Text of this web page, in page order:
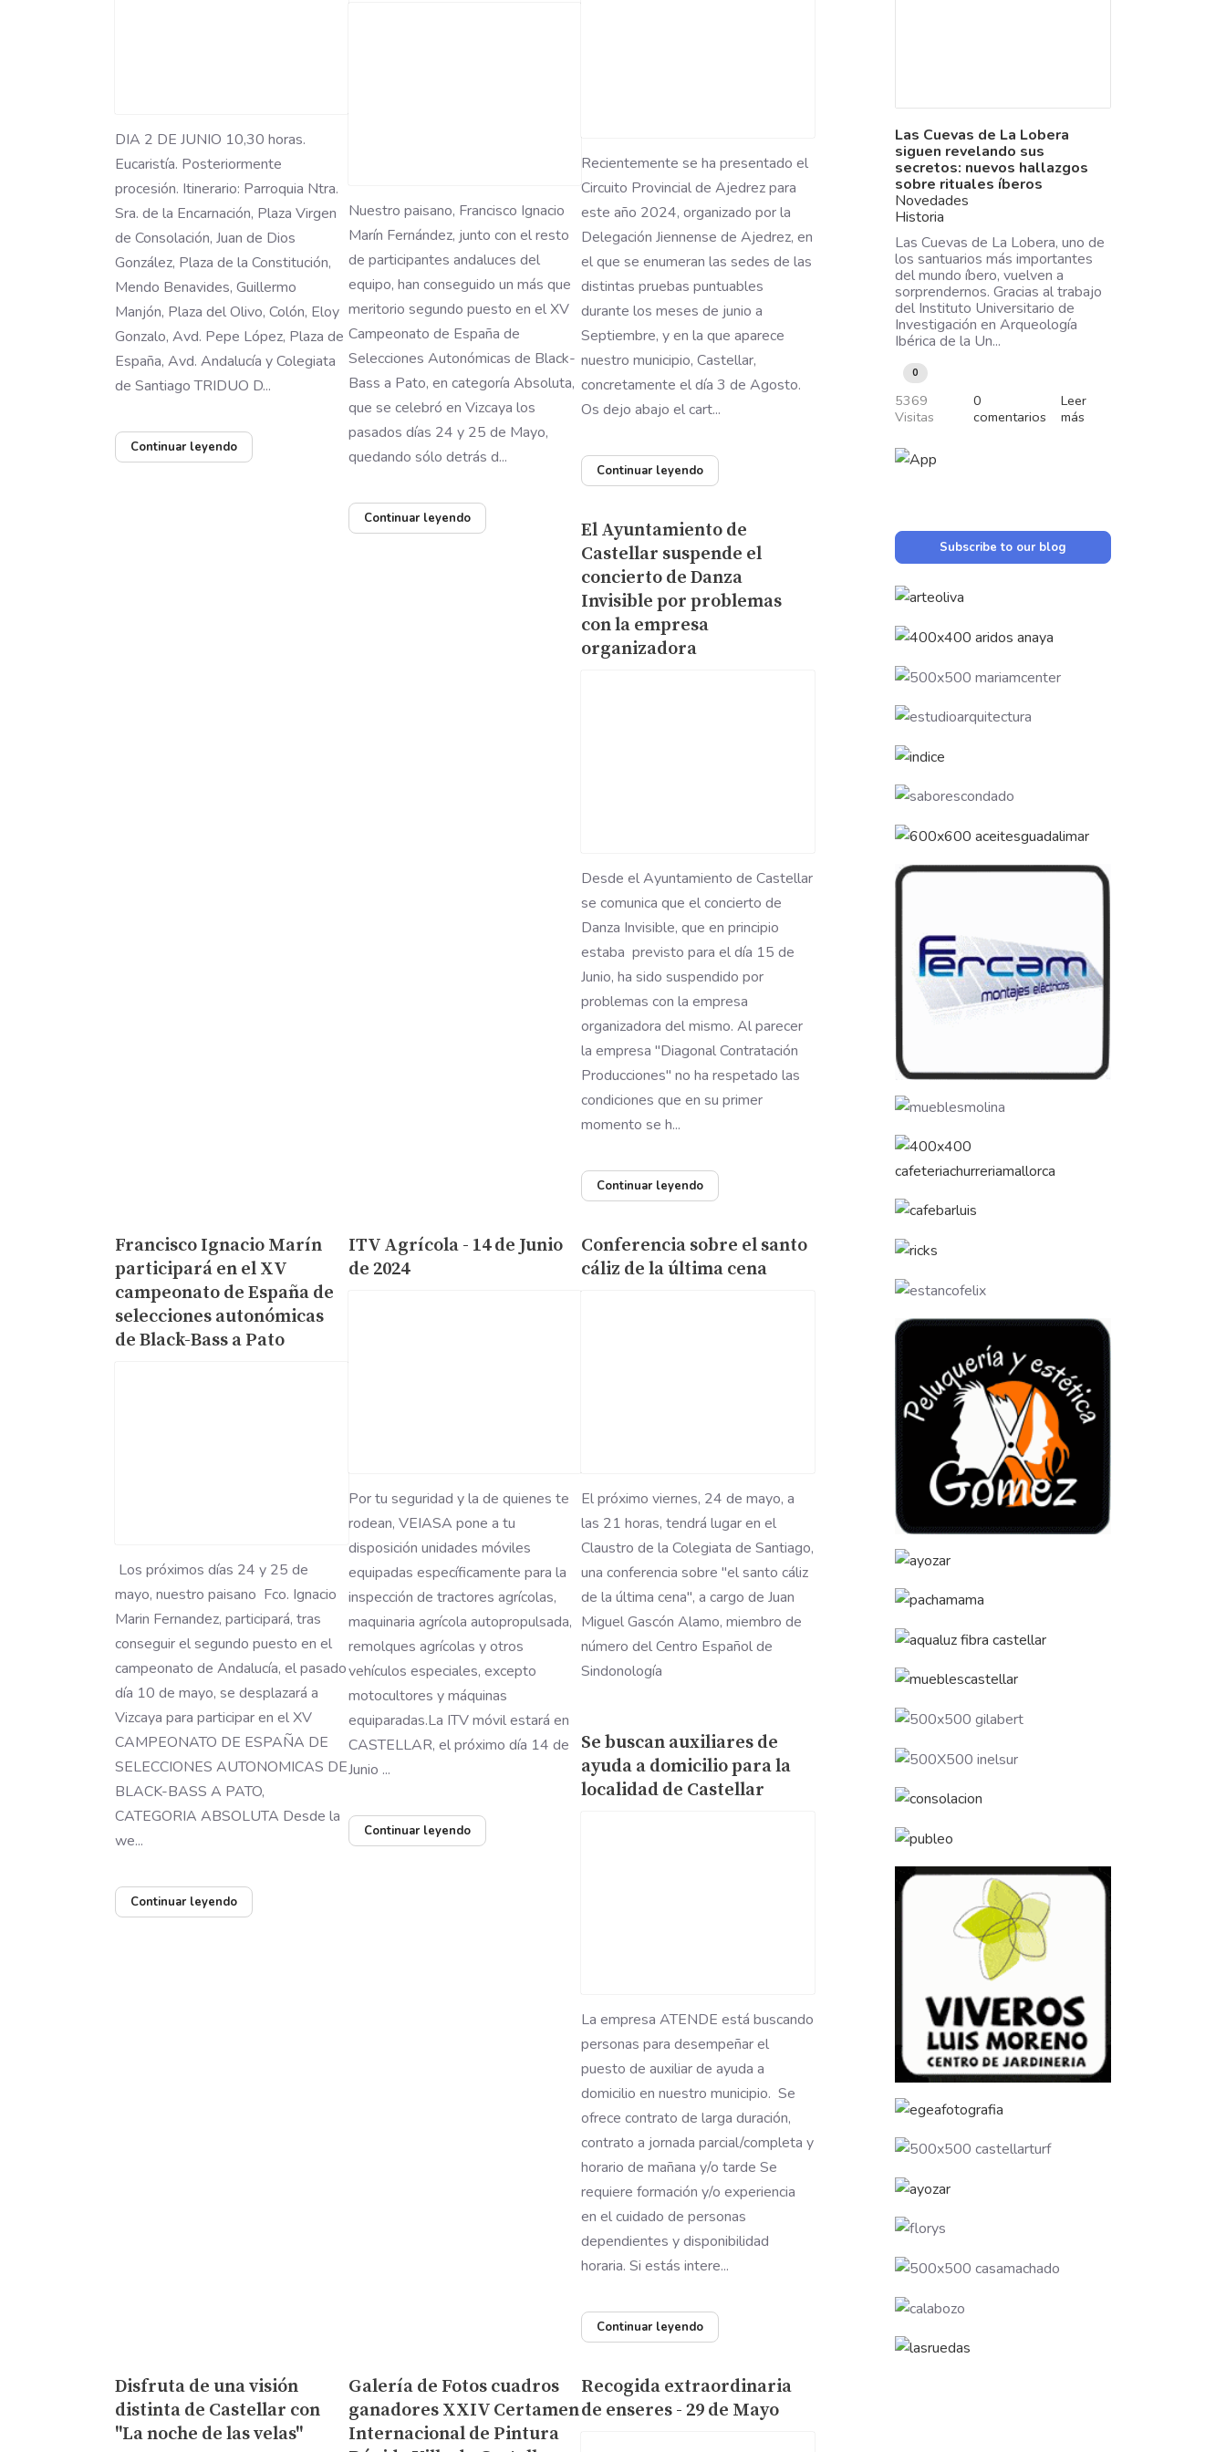
DIA 2 DE JUNIO 10,30 horas.
Eucaristía. Posteriormente
procesión. Itinerario: Parroquia Ntra.
Sra. de la Encarnación, Plaza Virgen
de Consolación, Juan de Dios
González, Plaza de la Constitución,
Mendo Benavides, Guillermo
Manjón, Plaza del Olivo, Colón, Eloy
Gonzalo, Avd. Pepe López, Plaza de
España, Avd. Andalucía y Colegiata
de Santiago TRIDUO D...
Continuar leyendo
Nuestro paisano, Francisco Ignacio
Marín Fernández, junto con el resto
de participantes andaluces del
equipo, han conseguido un más que
meritorio segundo puesto en el XV
Campeonato de España de
Selecciones Autonómicas de Black-
Bass a Pato, en categoría Absoluta,
que se celebró en Vizcaya los
pasados días 24 y 25 de Mayo,
quedando sólo detrás d...
Continuar leyendo
Recientemente se ha presentado el
Circuito Provincial de Ajedrez para
este año 2024, organizado por la
Delegación Jiennense de Ajedrez, en
el que se enumeran las sedes de las
distintas pruebas puntuables
durante los meses de junio a
Septiembre, y en la que aparece
nuestro municipio, Castellar,
concretamente el día 3 de Agosto.
Os dejo abajo el cart...
Continuar leyendo
El Ayuntamiento de
Castellar suspende el
concierto de Danza
Invisible por problemas
con la empresa
organizadora
Desde el Ayuntamiento de Castellar
se comunica que el concierto de
Danza Invisible, que en principio
estaba previsto para el día 15 de
Junio, ha sido suspendido por
problemas con la empresa
organizadora del mismo. Al parecer
la empresa "Diagonal Contratación
Producciones" no ha respetado las
condiciones que en su primer
momento se h...
Continuar leyendo
Francisco Ignacio Marín
participará en el XV
campeonato de España de
selecciones autonómicas
de Black-Bass a Pato
Los próximos días 24 y 25 de
mayo, nuestro paisano Fco. Ignacio
Marin Fernandez, participará, tras
conseguir el segundo puesto en el
campeonato de Andalucía, el pasado
día 10 de mayo, se desplazará a
Vizcaya para participar en el XV
CAMPEONATO DE ESPAÑA DE
SELECCIONES AUTONOMICAS DE
BLACK-BASS A PATO,
CATEGORIA ABSOLUTA Desde la
we...
Continuar leyendo
ITV Agrícola - 14 de Junio
de 2024
Por tu seguridad y la de quienes te
rodean, VEIASA pone a tu
disposición unidades móviles
equipadas específicamente para la
inspección de tractores agrícolas,
maquinaria agrícola autopropulsada,
remolques agrícolas y otros
vehículos especiales, excepto
motocultores y máquinas
equiparadas.La ITV móvil estará en
CASTELLAR, el próximo día 14 de
Junio ...
Continuar leyendo
Conferencia sobre el santo
cáliz de la última cena
El próximo viernes, 24 de mayo, a
las 21 horas, tendrá lugar en el
Claustro de la Colegiata de Santiago,
una conferencia sobre "el santo cáliz
de la última cena", a cargo de Juan
Miguel Gascón Alamo, miembro de
número del Centro Español de
Sindonología
Se buscan auxiliares de
ayuda a domicilio para la
localidad de Castellar
La empresa ATENDE está buscando
personas para desempeñar el
puesto de auxiliar de ayuda a
domicilio en nuestro municipio. Se
ofrece contrato de larga duración,
contrato a jornada parcial/completa y
horario de mañana y/o tarde Se
requiere formación y/o experiencia
en el cuidado de personas
dependientes y disponibilidad
horaria. Si estás intere...
Continuar leyendo
Disfruta de una visión
distinta de Castellar con
"La noche de las velas"
Galería de Fotos cuadros
ganadores XXIV Certamen
Internacional de Pintura
Recogida extraordinaria
de enseres - 29 de Mayo
Las Cuevas de La Lobera
siguen revelando sus
secretos: nuevos hallazgos
sobre rituales íberos
Novedades
Historia
Las Cuevas de La Lobera, uno de
los santuarios más importantes
del mundo íbero, vuelven a
sorprendernos. Gracias al trabajo
del Instituto Universitario de
Investigación en Arqueología
Ibérica de la Un...
0
5369
Visitas
0
comentarios
Leer
más
Subscribe to our blog